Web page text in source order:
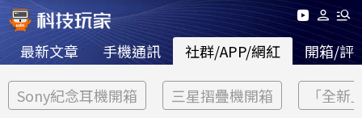
最新文章 手機通訊 社群/APP/網紅 開箱/評
Sony紀念耳機開箱 三星摺疊機開箱 「全新